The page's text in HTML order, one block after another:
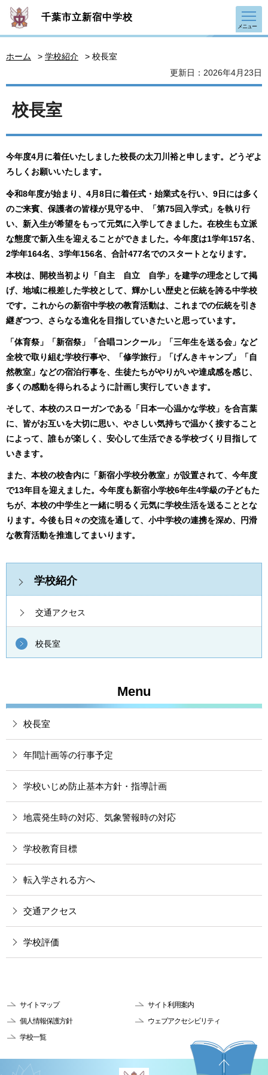
千葉市立新宿中学校
メニュー
ホーム > 学校紹介
> 校長室
更新日：2026年4月23日
校長室
今年度4月に着任いたしました校長の太刀川裕と申します。どうぞよ
ろしくお願いいたします。
令和8年度が始まり、4月8日に着任式・始業式を行い、9日には多く
のご来賓、保護者の皆様が見守る中、「第75回入学式」を執り行
い、新入生が希望をもって元気に入学してきました。在校生も立派
な態度で新入生を迎えることができました。今年度は1学年157名、
2学年164名、3学年156名、合計477名でのスタートとなります。
本校は、開校当初より「自主 自立 自学」を建学の理念として掲
げ、地域に根差した学校として、輝かしい歴史と伝統を誇る中学校
です。これからの新宿中学校の教育活動は、これまでの伝統を引き
継ぎつつ、さらなる進化を目指していきたいと思っています。
「体育祭」「新宿祭」「合唱コンクール」「三年生を送る会」など
全校で取り組む学校行事や、「修学旅行」「げんきキャンプ」「自
然教室」などの宿泊行事を、生徒たちがやりがいや達成感を感じ、
多くの感動を得られるように計画し実行していきます。
そして、本校のスローガンである「日本一心温かな学校」を合言葉
に、皆がお互いを大切に思い、やさしい気持ちで温かく接すること
によって、誰もが楽しく、安心して生活できる学校づくり目指して
いきます。
また、本校の校舎内に「新宿小学校分教室」が設置されて、今年度
で13年目を迎えました。今年度も新宿小学校6年生4学級の子どもた
ちが、本校の中学生と一緒に明るく元気に学校生活を送ることとな
ります。今後も日々の交流を通して、小中学校の連携を深め、円滑
な教育活動を推進してまいります。
学校紹介
交通アクセス
校長室
Menu
校長室
年間計画等の行事予定
学校いじめ防止基本方針・指導計画
地震発生時の対応、気象警報時の対応
学校教育目標
転入学される方へ
交通アクセス
学校評価
サイトマップ
サイト利用案内
個人情報保護方針
ウェブアクセシビリティ
学校一覧